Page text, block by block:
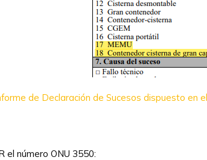
de Declaración de Sucesos dispuesto en
el número ONU 3550: